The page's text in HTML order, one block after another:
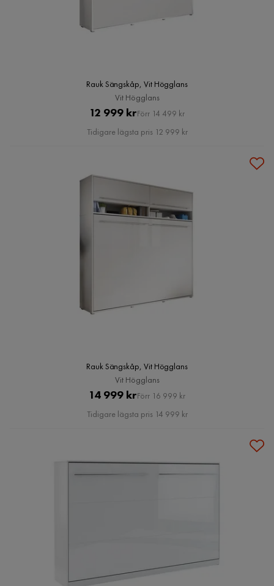
Rauk Sängskåp, Vit Högglans
Vit Högglans
Pris
12 999 krOriginal
Pris
Förr 14 499 kr
Tidigare lägsta pris 12 999 kr
Rauk Sängskåp, Vit Högglans
Vit Högglans
Pris
14 999 krOriginal
Pris
Förr 16 999 kr
Tidigare lägsta pris 14 999 kr